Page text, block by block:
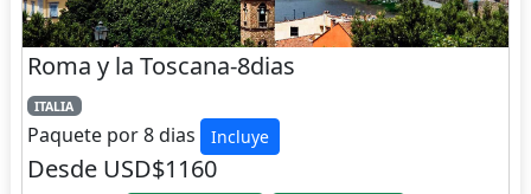
Roma y la Toscana-8dias
ITALIA
Paquete por 8 dias Incluye
Desde USD$1160